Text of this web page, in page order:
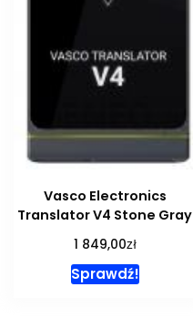
Vasco Electronics
Translator V4 Stone Gray
1 849,00zł
Sprawdź!